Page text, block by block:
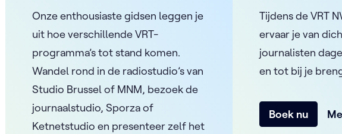
Onze enthousiaste gidsen leggen je
uit hoe verschillende VRT-
programma’s tot stand komen.
Wandel rond in de radiostudio’s van
Studio Brussel of MNM, bezoek de
journaalstudio, Sporza of
Ketnetstudio en presenteer zelf het
Tijdens de VRT
ervaar je van
journalisten
en tot bij je
Boek nu